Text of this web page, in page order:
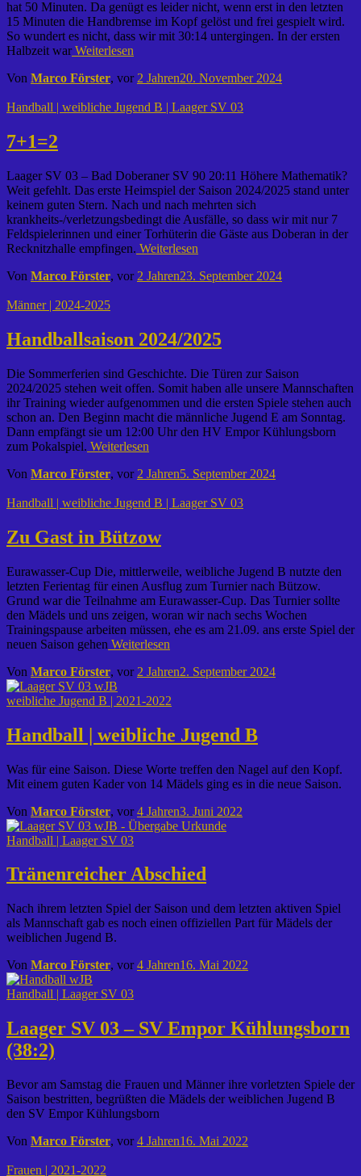
hat 50 Minuten. Da genügt es leider nicht, wenn erst in den letzten
15 Minuten die Handbremse im Kopf gelöst und frei gespielt wird.
So wundert es nicht, dass wir mit 30:14 untergingen. In der ersten
Halbzeit warWeiterlesen
Von Marco Förster, vor 2 Jahren20. November 2024
Handball | weibliche Jugend B | Laager SV 03
7+1=2
Laager SV 03 – Bad Doberaner SV 90 20:11 Höhere Mathematik?
Weit gefehlt. Das erste Heimspiel der Saison 2024/2025 stand unter
keinem guten Stern. Nach und nach mehrten sich
krankheits-/verletzungsbedingt die Ausfälle, so dass wir mit nur 7
Feldspielerinnen und einer Torhüterin die Gäste aus Doberan in der
Recknitzhalle empfingen. Weiterlesen
Von Marco Förster, vor 2 Jahren23. September 2024
Männer | 2024-2025
Handballsaison 2024/2025
Die Sommerferien sind Geschichte. Die Türen zur Saison
2024/2025 stehen weit offen. Somit haben alle unsere Mannschaften
ihr Training wieder aufgenommen und die ersten Spiele stehen auch
schon an. Den Beginn macht die männliche Jugend E am Sonntag.
Dann empfängt sie um 12:00 Uhr den HV Empor Kühlungsborn
zum Pokalspiel. Weiterlesen
Von Marco Förster, vor 2 Jahren5. September 2024
Handball | weibliche Jugend B | Laager SV 03
Zu Gast in Bützow
Eurawasser-Cup Die, mittlerweile, weibliche Jugend B nutzte den
letzten Ferientag für einen Ausflug zum Turnier nach Bützow.
Grund war die Teilnahme am Eurawasser-Cup. Das Turnier sollte
den Mädels und uns zeigen, woran wir nach sechs Wochen
Trainingspause arbeiten müssen, ehe es am 21.09. ans erste Spiel der
neuen Saison gehen Weiterlesen
Von Marco Förster, vor 2 Jahren2. September 2024
weibliche Jugend B | 2021-2022
Handball | weibliche Jugend B
Was für eine Saison. Diese Worte treffen den Nagel auf den Kopf.
Mit einem guten Kader von 14 Mädels ging es in die neue Saison.
Von Marco Förster, vor4 Jahren3. Juni 2022
Handball | Laager SV 03
Tränenreicher Abschied
Nach ihrem letzten Spiel der Saison und dem letzten aktiven Spiel
als Mannschaft gab es noch einen offiziellen Part für Mädels der
weiblichen Jugend B.
Von Marco Förster, vor4 Jahren16. Mai 2022
Handball | Laager SV 03
Laager SV 03 – SV Empor Kühlungsborn
(38:2)
Bevor am Samstag die Frauen und Männer ihre vorletzten Spiele der
Saison bestritten, begrüßten die Mädels der weiblichen Jugend B
den SV Empor Kühlungsborn
Von Marco Förster, vor4 Jahren16. Mai 2022
Frauen | 2021-2022